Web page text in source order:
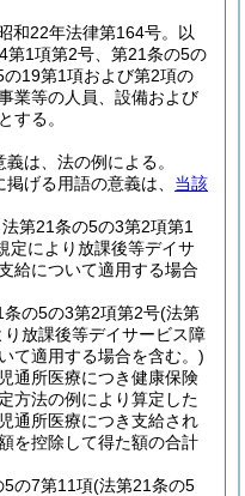
和22年法律第164号。以
第1項第2号、第21条の5の
19第1項および第2項の
業等の人員、設備および
する。
は、法の例による。
掲げる用語の意義は、 当該
第21条の5の3第2項第1
定により放課後等デイサ
給について適用する場合
の5の3第2項第2号(法第
放課後等デイサービス障
て適用する場合を含む。)
通所医療につき健康保険
方法の例により算定した
通所医療につき支給され
を控除して得た額の合計
の7第11項(法第21条の5